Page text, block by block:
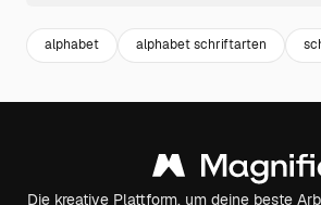
alphabet alphabet schriftarten
Die kreative Plattform, um deine beste